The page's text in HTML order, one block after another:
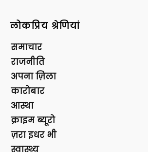
लोकप्रिय श्रेणियां
समाचार
राजनीति
अपना ज़िला
कारोबार
आस्था
क्राइम ब्यूरो
ज़रा इधर भी